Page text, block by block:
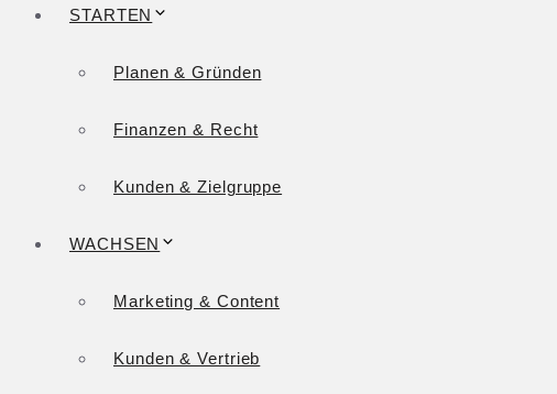
STARTEN
Planen & Gründen
Finanzen & Recht
Kunden & Zielgruppe
WACHSEN
Marketing & Content
Kunden & Vertrieb